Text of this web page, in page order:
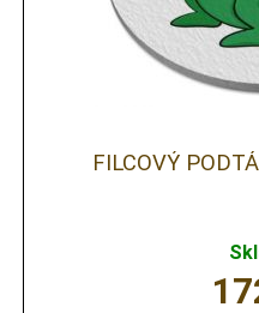
FILCOVÝ